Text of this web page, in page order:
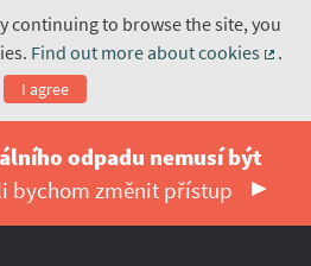
continuing to browse the site, you
Find out more about cookies
.
I agree
odpadu nemusí být
bychom změnit přístup